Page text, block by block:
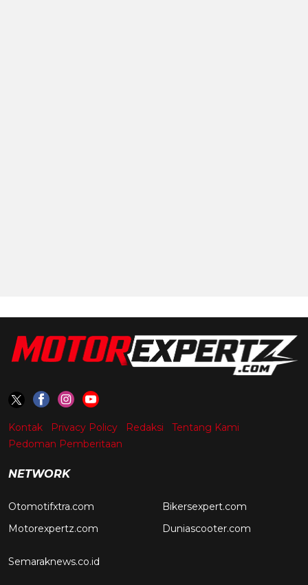
Kontak Privacy Policy Redaksi
Tentang Kami
Pedoman Pemberitaan
NETWORK
Otomotifxtra.com
Motorexpertz.com
Bikersexpert.com
Duniascooter.com
Semaraknews.co.id